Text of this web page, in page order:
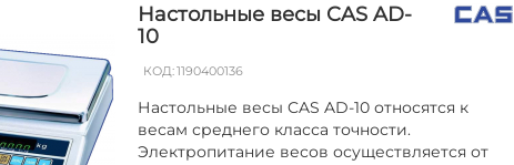
Настольные весы CAS AD-
10
КОД:1190400136
Настольные весы CAS AD-10 относятся к
весам среднего класса точности.
Электропитание весов осуществляется от